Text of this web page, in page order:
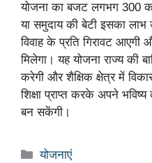
योजना का बजट लगभग 300
या समुदाय की बेटी इसका
विवाह के प्रति गिरावट आएगी
मिलेगा। यह योजना राज्य की
करेगी और शैक्षिक क्षेत्र में
शिक्षा प्राप्त करके अपने
बन सकेंगी।
Categories
योजनाएं